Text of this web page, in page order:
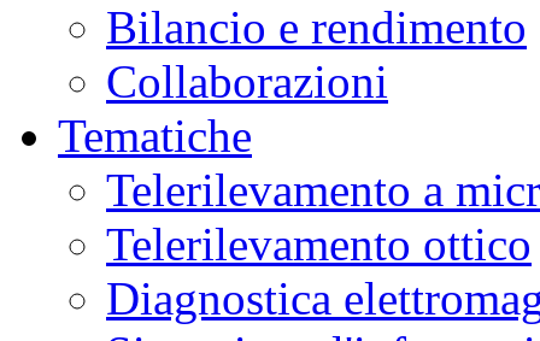
Bilancio e rendimento
Collaborazioni
Tematiche
Telerilevamento a
Telerilevamento ottico
Diagnostica